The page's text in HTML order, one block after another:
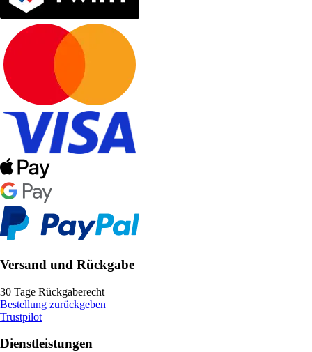
Versand und Rückgabe
30 Tage Rückgaberecht
Bestellung zurückgeben
Trustpilot
Dienstleistungen